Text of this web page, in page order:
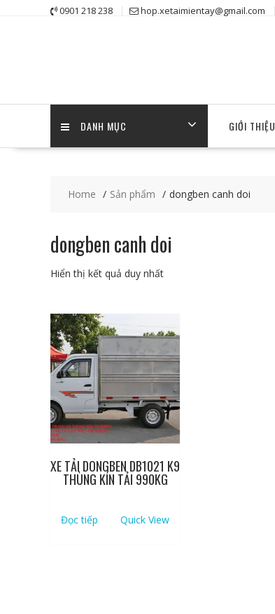
0901 218 238 hop.xetaimientay@gmail.com
DANH MỤC GIỚI THIỆU
Home Sản phẩm dongben canh doi
dongben canh doi
Hiển thị kết quả duy nhất
XE TẢI DONGBEN DB1021 K9
THÙNG KÍN TẢI 990KG
Đọc tiếp Quick View